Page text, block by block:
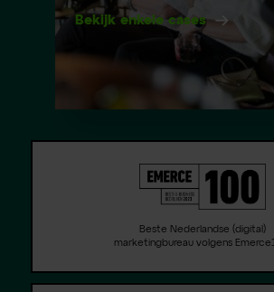
Bekijk enkele cases
Beste Nederlandse (digital)
marketingbureau volgens